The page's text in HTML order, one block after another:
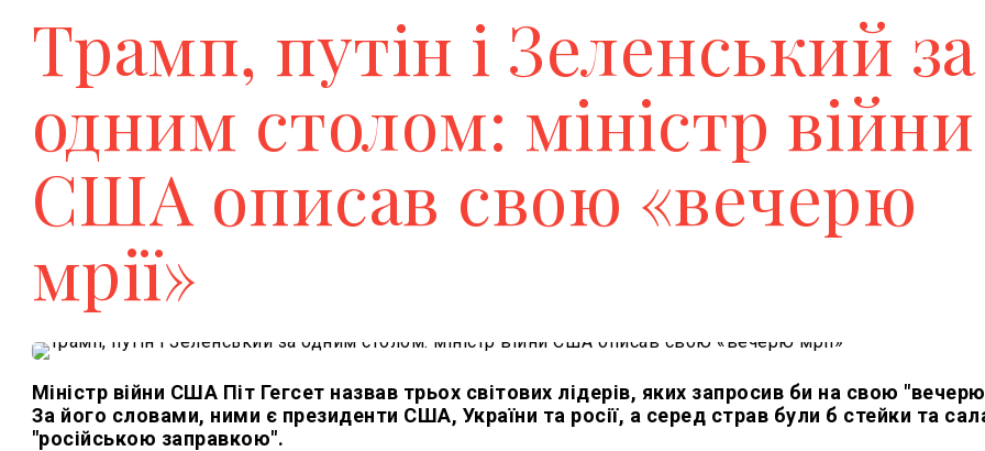
Трамп, путін і Зеленський за
одним столом: міністр війни
США описав свою «вечерю
мрії»
Міністр війни США Піт Гегсет назвав трьох світових лідерів, яких запросив би на свою "вечерю
За його словами, ними є президенти США, України та росії, а серед страв були б стейки та
"російською заправкою".